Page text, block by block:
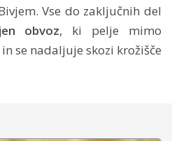
Vse do zaključnih del
obvoz, ki pelje mimo
se nadaljuje skozi krožišče